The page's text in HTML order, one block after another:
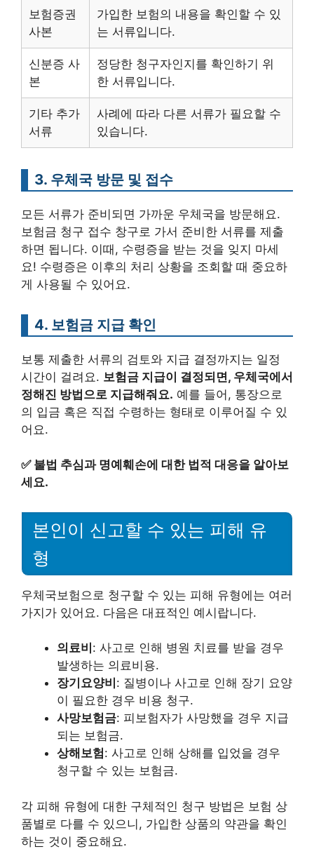
보험증권
사본
가입한 보험의 내용을 확인할 수 있
는 서류입니다.
신분증 사
본
정당한 청구자인지를 확인하기 위
한 서류입니다.
기타 추가
서류
사례에 따라 다른 서류가 필요할 수
있습니다.
3. 우체국 방문 및 접수
모든 서류가 준비되면 가까운 우체국을 방문해요.
보험금 청구 접수 창구로 가서 준비한 서류를 제출
하면 됩니다. 이때, 수령증을 받는 것을 잊지 마세
요! 수령증은 이후의 처리 상황을 조회할 때 중요하
게 사용될 수 있어요.
4. 보험금 지급 확인
보통 제출한 서류의 검토와 지급 결정까지는 일정
시간이 걸려요. 보험금 지급이 결정되면, 우체국에서
정해진 방법으로 지급해줘요. 예를 들어, 통장으로
의 입금 혹은 직접 수령하는 형태로 이루어질 수 있
어요.
✅ 불법 추심과 명예훼손에 대한 법적 대응을 알아보
세요.
본인이 신고할 수 있는 피해 유
형
우체국보험으로 청구할 수 있는 피해 유형에는 여러
가지가 있어요. 다음은 대표적인 예시랍니다.
의료비 : 사고로 인해 병원 치료를 받을 경우
발생하는 의료비용.
장기요양비 : 질병이나 사고로 인해 장기 요양
이 필요한 경우 비용 청구.
사망보험금: 피보험자가 사망했을 경우 지급
되는 보험금.
상해보험: 사고로 인해 상해를 입었을 경우
청구할 수 있는 보험금.
각 피해 유형에 대한 구체적인 청구 방법은 보험 상
품별로 다를 수 있으니, 가입한 상품의 약관을 확인
하는 것이 중요해요.